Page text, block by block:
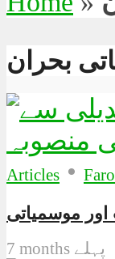
بحران
Articles •
7 months پہلے